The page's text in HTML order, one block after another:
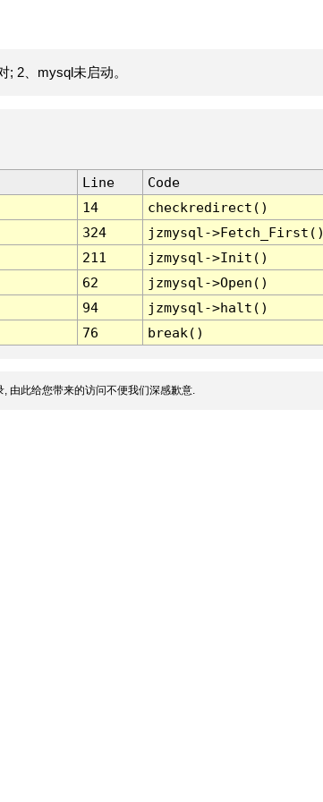
2、mysql未启动。
Line
Code
14
checkredirect()
324
jzmysql-
211
jzmysql->Init()
62
jzmysql->Open()
94
jzmysql->halt()
76 break()
由此给您带来的访问不便我们深感歉意.